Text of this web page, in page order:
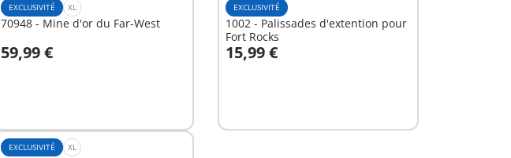
EXCLUSIVITÉ XL
70948 - Mine d'or du Far-West
59,99 €
Au panier
EXCLUSIVITÉ
1002 - Palissades d'extention pour
Fort Rocks
15,99 €
Au panier
EXCLUSIVITÉ XL